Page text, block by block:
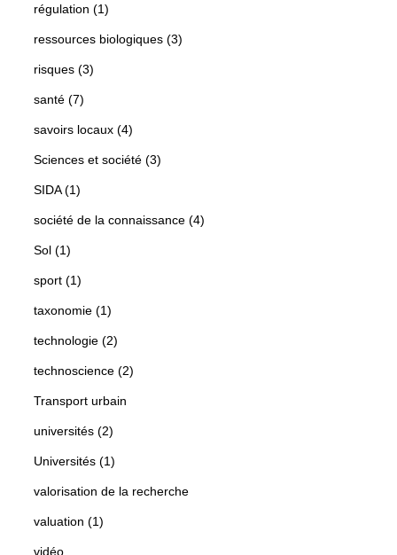
régulation (1)
ressources biologiques (3)
risques (3)
santé (7)
savoirs locaux (4)
Sciences et société (3)
SIDA (1)
société de la connaissance (4)
Sol (1)
sport (1)
taxonomie (1)
technologie (2)
technoscience (2)
Transport urbain
universités (2)
Universités (1)
valorisation de la recherche
valuation (1)
vidéo